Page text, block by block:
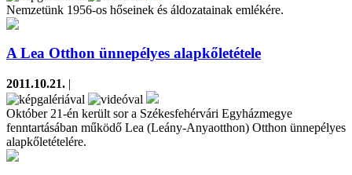
Nemzetünk 1956-os hőseinek és áldozatainak emlékére.
A Lea Otthon ünnepélyes alapkőletétele
2011.10.21. |
Október 21-én került sor a Székesfehérvári Egyházmegye
fenntartásában működő Lea (Leány-Anyaotthon) Otthon ünnepélyes
alapkőletételére.